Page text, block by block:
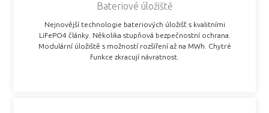
Bateriové úložiště
Nejnovější technologie bateriových úložišť s kvalitními
LiFePO4 články. Několika stupňová bezpečnostní ochrana.
Modulární úložiště s možností rozšíření až na MWh. Chytré
funkce zkracují návratnost.